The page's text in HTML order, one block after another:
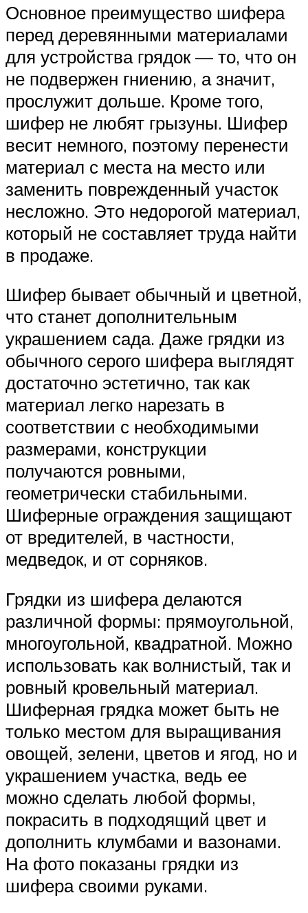
Основное преимущество шифера
перед деревянными материалами
для устройства грядок — то, что он
не подвержен гниению, а значит,
прослужит дольше. Кроме того,
шифер не любят грызуны. Шифер
весит немного, поэтому перенести
материал с места на место или
заменить поврежденный участок
несложно. Это недорогой материал,
который не составляет труда найти
в продаже.
Шифер бывает обычный и цветной,
что станет дополнительным
украшением сада. Даже грядки из
обычного серого шифера выглядят
достаточно эстетично, так как
материал легко нарезать в
соответствии с необходимыми
размерами, конструкции
получаются ровными,
геометрически стабильными.
Шиферные ограждения защищают
от вредителей, в частности,
медведок, и от сорняков.
Грядки из шифера делаются
различной формы: прямоугольной,
многоугольной, квадратной. Можно
использовать как волнистый, так и
ровный кровельный материал.
Шиферная грядка может быть не
только местом для выращивания
овощей, зелени, цветов и ягод, но и
украшением участка, ведь ее
можно сделать любой формы,
покрасить в подходящий цвет и
дополнить клумбами и вазонами.
На фото показаны грядки из
шифера своими руками.